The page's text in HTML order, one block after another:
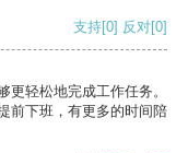
支持[0] 反对[0]
轻松地完成工作任务。
前下班，有更多的时间陪